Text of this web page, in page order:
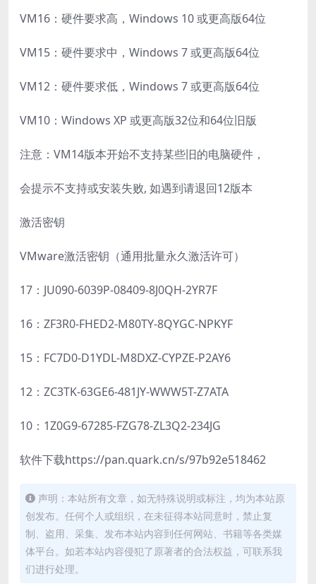
VM16：硬件要求高，Windows 10 或更高版64位
VM15：硬件要求中，Windows 7 或更高版64位
VM12：硬件要求低，Windows 7 或更高版64位
VM10：Windows XP 或更高版32位和64位旧版
注意：VM14版本开始不支持某些旧的电脑硬件，
会提示不支持或安装失败, 如遇到请退回12版本
激活密钥
VMware激活密钥（通用批量永久激活许可）
17：JU090-6039P-08409-8J0QH-2YR7F
16：ZF3R0-FHED2-M80TY-8QYGC-NPKYF
15：FC7D0-D1YDL-M8DXZ-CYPZE-P2AY6
12：ZC3TK-63GE6-481JY-WWW5T-Z7ATA
10：1Z0G9-67285-FZG78-ZL3Q2-234JG
软件下载https://pan.quark.cn/s/97b92e518462
声明：本站所有文章，如无特殊说明或标注，均为本站原
创发布。任何个人或组织，在未征得本站同意时，禁止复
制、盗用、采集、发布本站内容到任何网站、书籍等各类媒
体平台。如若本站内容侵犯了原著者的合法权益，可联系我
们进行处理。